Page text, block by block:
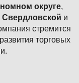
округе,
Свердловской и
стремится
торговых